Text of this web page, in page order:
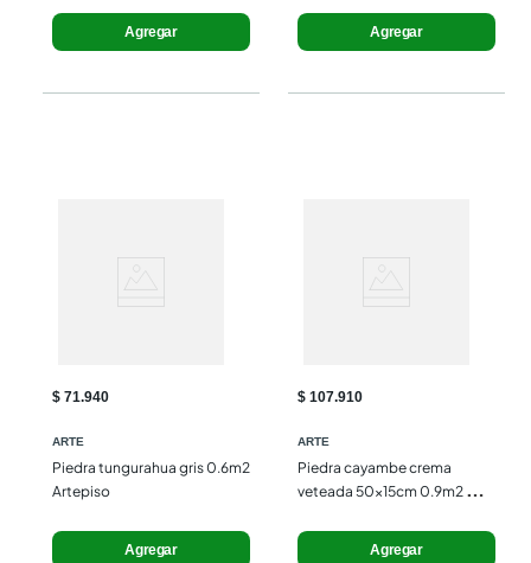
Agregar Agregar
$ 71.940
ARTE
Piedra tungurahua gris 0.6m2
Artepiso
Agregar
$ 107.910
ARTE
Piedra cayambe crema
veteada 50x15cm 0.9m2
Agregar